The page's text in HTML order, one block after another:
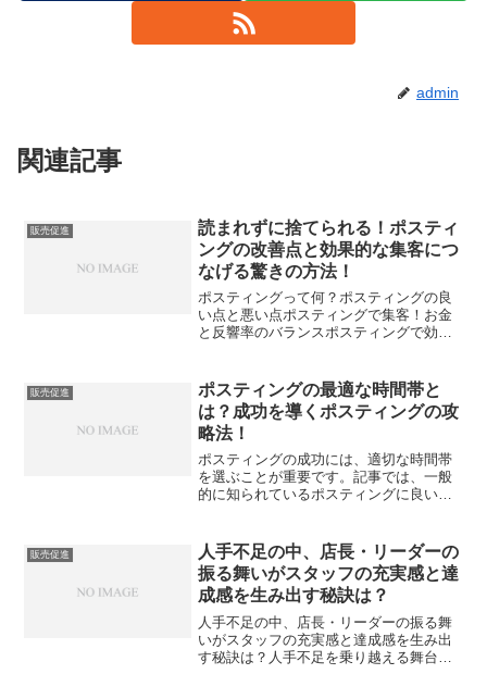
admin
関連記事
販売促進
読まれずに捨てられる！ポスティ
ングの改善点と効果的な集客につ
なげる驚きの方法！
ポスティングって何？ポスティングの良
い点と悪い点ポスティングで集客！お金
と反響率のバランスポスティングで効果
で集客が少ない場合、どうすればいい？
まずはデータから！数字で...
販売促進
ポスティングの最適な時間帯と
は？成功を導くポスティングの攻
略法！
ポスティングの成功には、適切な時間帯
を選ぶことが重要です。記事では、一般
的に知られているポスティングに良い時
に、ポスティングを避けるべき時間帯も
注意点として取り上げてい...
販売促進
人手不足の中、店長・リーダーの
振る舞いがスタッフの充実感と達
成感を生み出す秘訣は？
人手不足の中、店長・リーダーの振る舞
いがスタッフの充実感と達成感を生み出
す秘訣は？人手不足を乗り越える舞台裏